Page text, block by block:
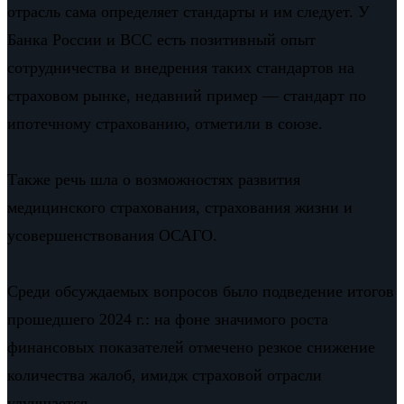
отрасль сама определяет стандарты и им следует. У
Банка России и ВСС есть позитивный опыт
сотрудничества и внедрения таких стандартов на
страховом рынке, недавний пример — стандарт по
ипотечному страхованию, отметили в союзе.
Также речь шла о возможностях развития
медицинского страхования, страхования жизни и
усовершенствования ОСАГО.
Среди обсуждаемых вопросов было подведение итогов
прошедшего 2024 г.: на фоне значимого роста
финансовых показателей отмечено резкое снижение
количества жалоб, имидж страховой отрасли